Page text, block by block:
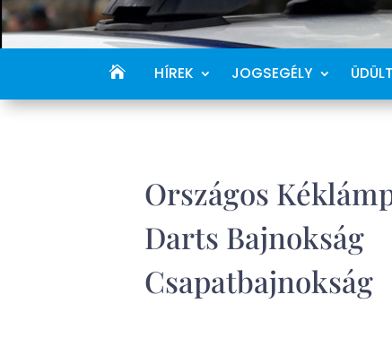
HÍREK JOGSEGÉLY
Országos
Darts Bajnokság
Csapatbajnokság